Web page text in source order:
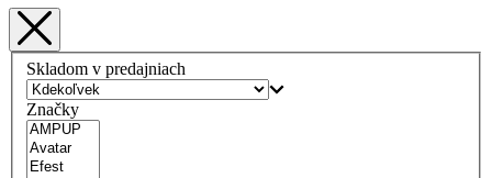
Skladom v predajniach
Značky